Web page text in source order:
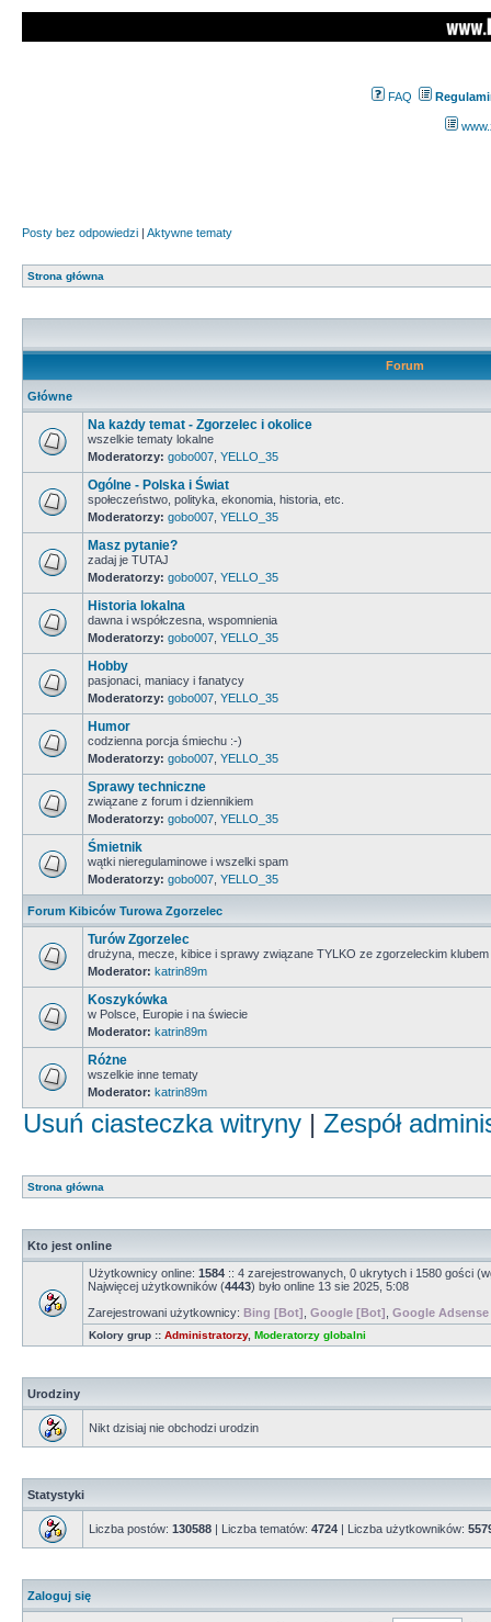
FAQ
Posty bez odpowiedzi | Aktywne tematy
Strona główna
Forum
Główne
Na każdy temat - Zgorzelec i okolice
wszelkie tematy lokalne
Moderatorzy: gobo007 YELLO_35
Ogólne - Polska i Świat
społeczeństwo, polityka, ekonomia, historia, etc.
Moderatorzy: gobo007 YELLO_35
Masz pytanie?
zadaj je TUTAJ
Moderatorzy: gobo007 YELLO_35
Historia lokalna
dawna i współczesna, wspomnienia
Moderatorzy: gobo007 YELLO_35
Hobby
pasjonaci, maniacy i fanatycy
Moderatorzy: gobo007 YELLO_35
Humor
codzienna porcja śmiechu :-)
Moderatorzy: gobo007 YELLO_35
Sprawy techniczne
związane z forum i dziennikiem
Moderatorzy: gobo007 YELLO_35
Śmietnik
wątki nieregulaminowe i wszelki spam
Moderatorzy: gobo007 YELLO_35
Forum Kibiców Turowa Zgorzelec
Turów Zgorzelec
drużyna, mecze, kibice i sprawy związane TYLKO ze zgorzeleckim klubem
Moderator: katrin89m
Koszykówka
w Polsce, Europie i na świecie
Moderator: katrin89m
Różne
wszelkie inne tematy
Moderator: katrin89m
Usuń ciasteczka witryny | Zespół
Strona główna
Kto jest online
Użytkownicy online: 1584 :: 4 zarejestrowanych, 0 ukrytych i 1580 gości
Najwięcej użytkowników (4443) było online 13 sie 2025, 5:08
Zarejestrowani użytkownicy: Bing [Bot] Google [Bot] Google
Kolory grup :: Administratorzy, Moderatorzy globalni
Urodziny
Nikt dzisiaj nie obchodzi urodzin
Statystyki
Liczba postów: 130588 | Liczba tematów: 4724 | Liczba użytkowników:
Zaloguj się